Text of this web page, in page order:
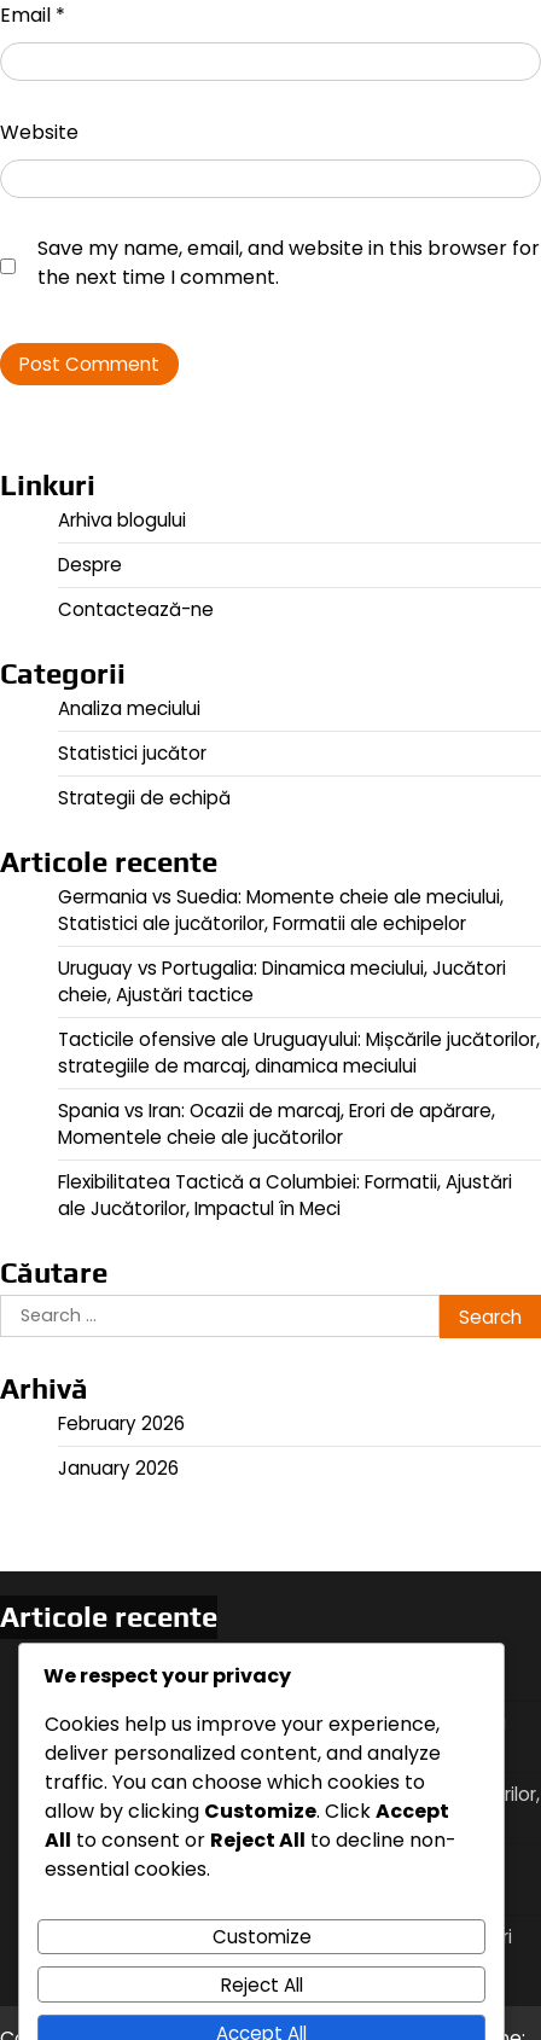
Email *
Website
Save my name, email, and website in this browser for
the next time I comment.
Linkuri
Arhiva blogului
Despre
Contactează-ne
Categorii
Analiza meciului
Statistici jucător
Strategii de echipă
Articole recente
Germania vs Suedia: Momente cheie ale meciului,
Statistici ale jucătorilor, Formatii ale echipelor
Uruguay vs Portugalia: Dinamica meciului, Jucători
cheie, Ajustări tactice
Tacticile ofensive ale Uruguayului: Mișcările jucătorilor,
strategiile de marcaj, dinamica meciului
Spania vs Iran: Ocazii de marcaj, Erori de apărare,
Momentele cheie ale jucătorilor
Flexibilitatea Tactică a Columbiei: Formatii, Ajustări
ale Jucătorilor, Impactul în Meci
Căutare
Search
for:
Arhivă
February 2026
January 2026
Articole recente
Germania vs Suedia: Momente cheie ale meciului,
Statistici ale jucătorilor, Formatii ale echipelor
Uruguay vs Portugalia: Dinamica meciului, Jucători
cheie, Ajustări tactice
Tacticile ofensive ale Uruguayului: Mișcările jucătorilor,
strategiile de marcaj, dinamica meciului
Spania vs Iran: Ocazii de marcaj, Erori de apărare,
Flexibilitatea Tactică a Columbiei: Formatii, Ajustări
ale Jucătorilor, Impactul în Meci
We respect your privacy
Cookies help us improve your experience,
deliver personalized content, and analyze
traffic. You can choose which cookies to
allow by clicking Customize. ClickAccept
All to consent or Reject All to decline non-
essential cookies.
Customize
Reject All
Accept All